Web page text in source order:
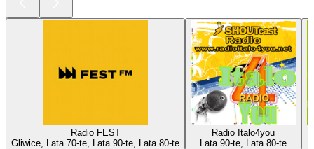
Radio FEST
Gliwice, Lata 70-te, Lata 90-te, Lata 80-te
Radio Italo4you
Lata 90-te, Lata 80-te